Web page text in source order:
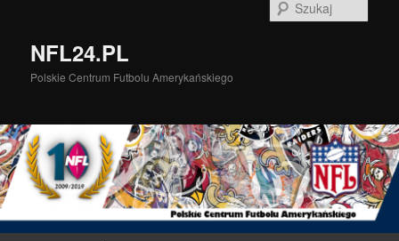
NFL24.PL
Polskie Centrum Futbolu Amerykańskiego